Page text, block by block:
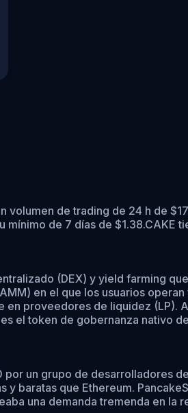
de trading de 24 h de
mínimo de 7 días de $1.38.CAKE
(DEX) y yield farming
en el que los usuarios
proveedores de liquidez
el token de gobernanza nativo
un grupo de desarrolladores
y baratas que Ethereum.
una demanda tremenda en la